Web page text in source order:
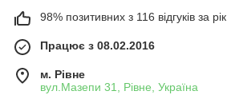
98% позитивних з 116 відгуків за рік
Працює з 08.02.2016
м. Рівне
вул.Мазепи 31, Рівне, Україна